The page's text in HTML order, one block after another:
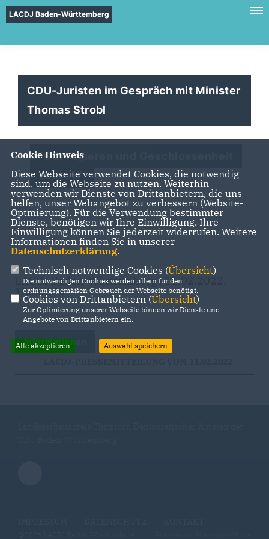
LACDJ Baden-Württemberg
CDU-Juristen im Gespräch mit Minister
Thomas Strobl
"Gut regieren und Geschlossenheit
zeigen!"
LACDJ Baden-Württemberg | 11.02.2022,
18:00 Uhr
Informationen
Cookie Hinweis
Diese Webseite verwendet Cookies, die notwendig
sind, um die Webseite zu nutzen. Weiterhin
verwenden wir Dienste von Drittanbietern, die uns
helfen, unser Webangebot zu verbessern (Website-
Optmierung). Für die Verwendung bestimmter
Dienste, benötigen wir Ihre Einwilligung. Ihre
Einwilligung können Sie jederzeit widerrufen. Weitere
Informationen finden Sie in unserer
Datenschutzerklärung.
Technisch notwendige Cookies (Übersicht)
Die notwendigen Cookies werden allein für den
ordnungsgemäßen Gebrauch der Webseite benötigt.
Cookies von Drittanbietern (Übersicht)
Zur Optimierung unserer Webseite binden wir Dienste und
Angebote von Drittanbietern ein.
Alle akzeptieren Auswahl speichern